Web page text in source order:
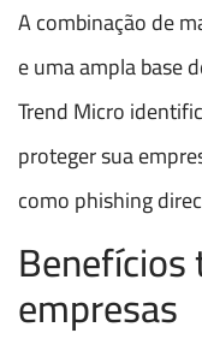
A combinação de
e uma ampla base
Trend Micro
proteger sua
como phishing
empresas